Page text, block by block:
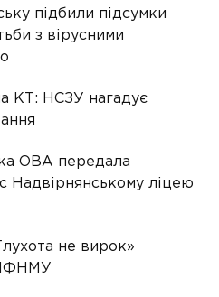
підбили підсумки
з вірусними
КТ: НСЗУ нагадує
ОВА передала
Надвірнянському ліцею
не вирок»
ІФНМУ